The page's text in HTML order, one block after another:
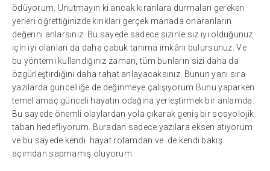
ödüyorum. Unutmayın ki ancak kıranlara durmaları gereken
yerleri öğrettiğinizde kırıkları gerçek manada onaranların
değerini anlarsınız. Bu sayede sadece sizinle siz iyi olduğunuz
için iyi olanları da daha çabuk tanıma imkânı bulursunuz. Ve
bu yöntemi kullandığınız zaman, tüm bunların sizi daha da
özgürleştirdiğini daha rahat anlayacaksınız. Bunun yanı sıra
yazılarda güncelliğe de değinmeye çalışıyorum.Bunu yaparken
temel amaç günceli hayatın odağına yerleştirmek bir anlamda.
Bu sayede önemli olaylardan yola çıkarak geniş bir sosyolojik
taban hedefliyorum. Buradan sadece yazılara eksen atıyorum
ve bu sayede kendi hayat rotamdan ve de kendi bakış
açımdan sapmamış oluyorum.